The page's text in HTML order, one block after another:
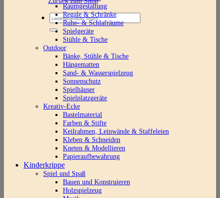
Suchen
nach:
Raumgestaltung
Regale & Schränke
Ruhe- & Schlafräume
Spielgeräte
Stühle & Tische
Outdoor
Bänke, Stühle & Tische
Hängematten
Sand- & Wasserspielzeug
Sonnenschutz
Spielhäuser
Spielplatzgeräte
Kreativ-Ecke
Bastelmaterial
Farben & Stifte
Keilrahmen, Leinwände & Staffeleien
Kleben & Schneiden
Kneten & Modellieren
Papieraufbewahrung
Kinderkrippe
Spiel und Spaß
Bauen und Konstruieren
Holzspielzeug